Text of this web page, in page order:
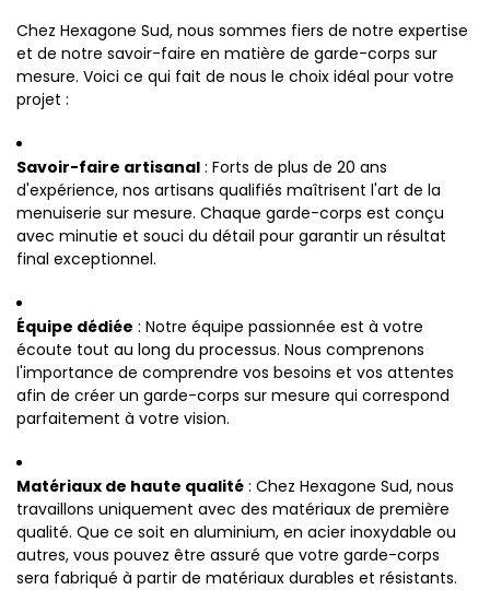
Chez Hexagone Sud, nous sommes fiers de notre expertise
et de notre savoir-faire en matière de garde-corps sur
mesure. Voici ce qui fait de nous le choix idéal pour votre
projet :
Savoir-faire artisanal : Forts de plus de 20 ans
d'expérience, nos artisans qualifiés maîtrisent l'art de la
menuiserie sur mesure. Chaque garde-corps est conçu
avec minutie et souci du détail pour garantir un résultat
final exceptionnel.
Équipe dédiée : Notre équipe passionnée est à votre
écoute tout au long du processus. Nous comprenons
l'importance de comprendre vos besoins et vos attentes
afin de créer un garde-corps sur mesure qui correspond
parfaitement à votre vision.
Matériaux de haute qualité : Chez Hexagone Sud, nous
travaillons uniquement avec des matériaux de première
qualité. Que ce soit en aluminium, en acier inoxydable ou
autres, vous pouvez être assuré que votre garde-corps
sera fabriqué à partir de matériaux durables et résistants.